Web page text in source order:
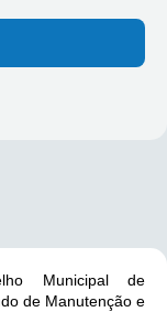
Municipal de
de Manutenção e